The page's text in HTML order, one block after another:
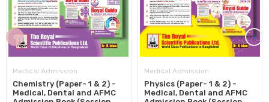
Medical Admission
Chemistry (Paper- 1 & 2) -
Medical, Dental and AFMC
Medical Admission
Physics (Paper- 1 & 2) -
Medical, Dental and AFMC
‹ ›